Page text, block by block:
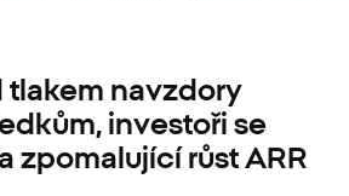
navzdory
investoři se
zpomalující růst ARR